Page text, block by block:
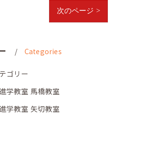
次のページ >
Categories
ゴリー
学教室 馬橋教室
学教室 矢切教室